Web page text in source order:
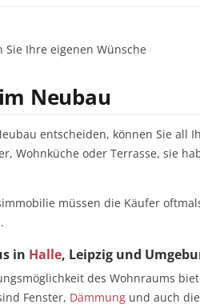
Neubau
entscheiden, können Sie all
Wohnküche oder Terrasse, sie
müssen die Käufer
in Halle, Leipzig und
des Wohnraums
Fenster, Dämmung und auch